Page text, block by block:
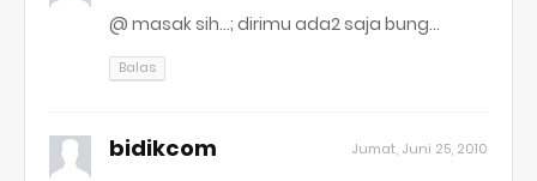
@ masak sih...; dirimu ada2 saja bung...
Balas
bidikcom Jumat, Juni 25, 2010